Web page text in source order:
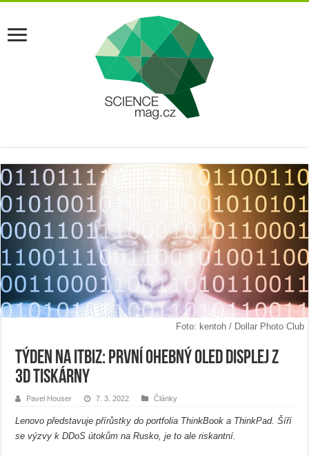
Foto: kentoh / Dollar Photo Club
Týden na ITBiz: První ohebný OLED displej z
3D tiskárny
Pavel Houser 7. 3. 2022 Články
Lenovo představuje přírůstky do portfolia ThinkBook a ThinkPad. Šíří
se výzvy k DDoS útokům na Rusko, je to ale riskantní.